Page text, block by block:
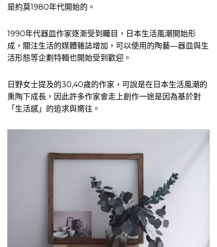
是約莫1980年代開始的。
1990年代器皿作家逐漸受到矚目，日本生活風潮開始形
成，關注生活的媒體雜誌增加，可以使用的陶藝—器皿與生
活形態等企劃特輯也開始受到歡迎。
日野女士提及的30,40歲的作家，可說是在日本生活風潮的
熏陶下成長，因此許多作家會走上創作一途是因為基於對
「生活感」的追求與嚮往。